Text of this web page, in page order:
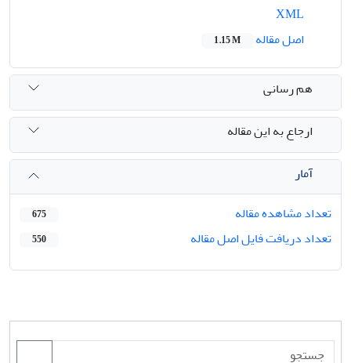
اصل مقاله
1.15 M
هم رسانی
ارجاع به این مقاله
آمار
تعداد مشاهده مقاله
675
تعداد دریافت فایل اصل مقاله 550